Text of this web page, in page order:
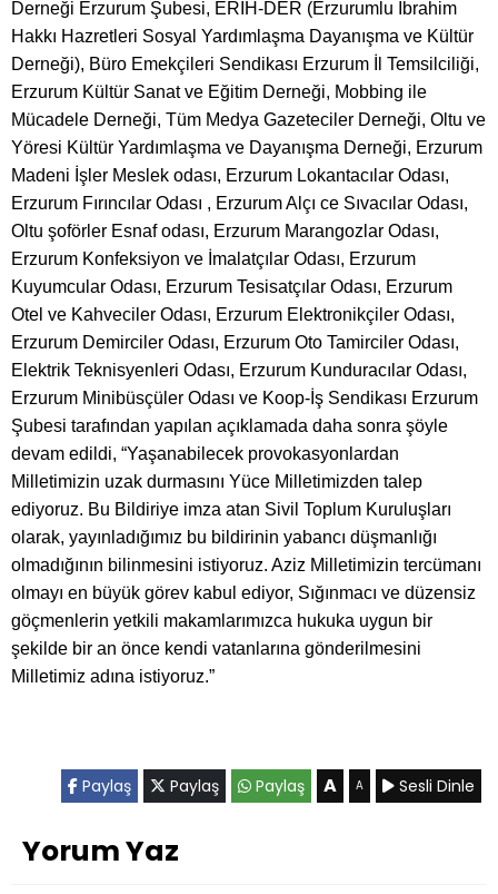
Derneği Erzurum Şubesi, ERİH-DER (Erzurumlu İbrahim
Hakkı Hazretleri Sosyal Yardımlaşma Dayanışma ve Kültür
Derneği), Büro Emekçileri Sendikası Erzurum İl Temsilciliği,
Erzurum Kültür Sanat ve Eğitim Derneği, Mobbing ile
Mücadele Derneği, Tüm Medya Gazeteciler Derneği, Oltu ve
Yöresi Kültür Yardımlaşma ve Dayanışma Derneği, Erzurum
Madeni İşler Meslek odası, Erzurum Lokantacılar Odası,
Erzurum Fırıncılar Odası , Erzurum Alçı ce Sıvacılar Odası,
Oltu şoförler Esnaf odası, Erzurum Marangozlar Odası,
Erzurum Konfeksiyon ve İmalatçılar Odası, Erzurum
Kuyumcular Odası, Erzurum Tesisatçılar Odası, Erzurum
Otel ve Kahveciler Odası, Erzurum Elektronikçiler Odası,
Erzurum Demirciler Odası, Erzurum Oto Tamirciler Odası,
Elektrik Teknisyenleri Odası, Erzurum Kunduracılar Odası,
Erzurum Minibüsçüler Odası ve Koop-İş Sendikası Erzurum
Şubesi tarafından yapılan açıklamada daha sonra şöyle
devam edildi, “Yaşanabilecek provokasyonlardan
Milletimizin uzak durmasını Yüce Milletimizden talep
ediyoruz. Bu Bildiriye imza atan Sivil Toplum Kuruluşları
olarak, yayınladığımız bu bildirinin yabancı düşmanlığı
olmadığının bilinmesini istiyoruz. Aziz Milletimizin tercümanı
olmayı en büyük görev kabul ediyor, Sığınmacı ve düzensiz
göçmenlerin yetkili makamlarımızca hukuka uygun bir
şekilde bir an önce kendi vatanlarına gönderilmesini
Milletimiz adına istiyoruz.”
Paylaş Paylaş Paylaş A A Sesli Dinle
Yorum Yaz